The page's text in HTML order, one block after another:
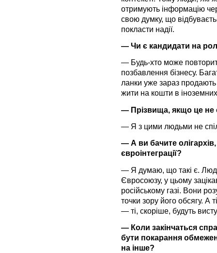
отримують інформацію
свою думку, що
покласти надії.
— Чи є кандидати на
— Будь-хто може
позбавлення бізнесу.
ланки уже зараз
жити на кошти в
— Прізвища, якщо це не
— Я з цими людьми не
— А ви бачите олігархів,
євроінтеграції?
— Я думаю, що такі є.
Євросоюзу, у цьому
російському газі. Вони
точки зору його обсягу. А
— ті, скоріше, будуть
— Коли закінчаться
бути покарання
на інше?